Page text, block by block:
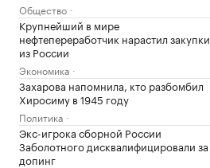
Общество
Крупнейший в мире
нефтепереработчик нарастил закупки
из России
Экономика
Захарова напомнила, кто разбомбил
Хиросиму в 1945 году
Политика
Экс-игрока сборной России
Заболотного дисквалифицировали за
допинг